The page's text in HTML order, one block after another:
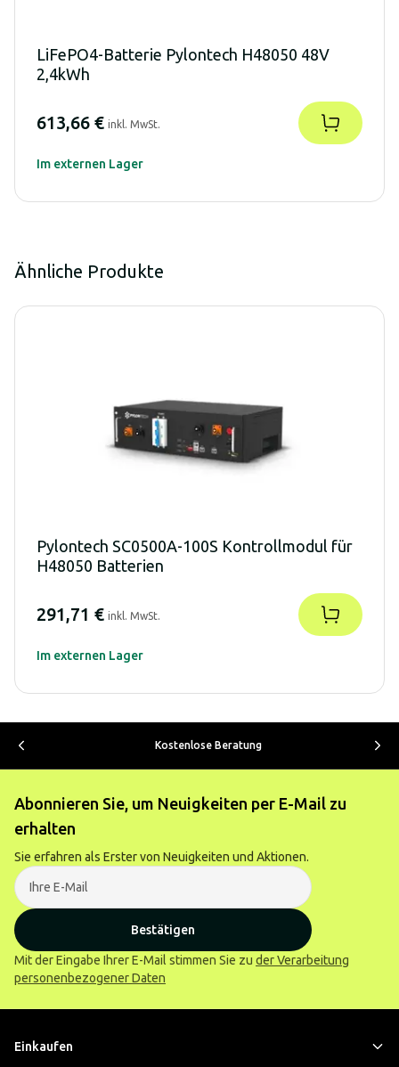
LiFePO4-Batterie Pylontech H48050 48V
2,4kWh
613,66 € inkl. MwSt.
Im externen Lager
Ähnliche Produkte
Pylontech SC0500A-100S Kontrollmodul für
H48050 Batterien
291,71 € inkl. MwSt.
Im externen Lager
Kostenlose Beratung
Abonnieren Sie, um Neuigkeiten per E-Mail zu
erhalten
Sie erfahren als Erster von Neuigkeiten und Aktionen.
Bestätigen
Mit der Eingabe Ihrer E-Mail stimmen Sie zu der Verarbeitung
personenbezogener Daten
Einkaufen